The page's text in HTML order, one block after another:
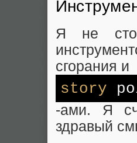
Я не
сгорания и
story
-ами. Я
здравый